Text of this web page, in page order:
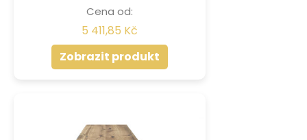
Cena od:
5 411,85 Kč
Zobrazit produkt